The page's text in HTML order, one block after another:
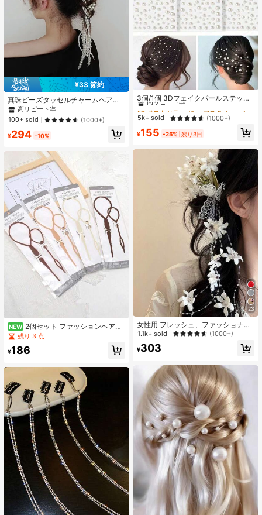
¥33 節約
真珠ビーズタッセルチャームヘアク
リップ、Y2Kスタイルのクロークリ
ップ、ヘアクリップ、スクールアイ
テム、真珠のヘアアクセサリー、ヘ
ッドアクセサリー、ヘアピン
高リピート率
100+ sold
(1000+)
¥294 -10%
NEW 2個セット ファッションヘアス
タイリングツール、女性用ミニマリ
ストスタイリングツールセット、ヘ
アスタイリングアクセサリー ヘアツ
ー
残り 3 点
¥186
3個/1個 3Dフェイクパールステッカ
ー 自己接着式、フェイクパールステ
ッカー ヘアデコレーション DIYアク
セサリー、ヘアアクセサリー、エス
テティック
#2 ベストセラー
高リピート率
#2 ベストセラー
高リピート率
#2 ベストセラー
高リピート率
#2 ベストセラー
高リピート率
5k+ sold (1000+)
¥155 -25% 残り3日
23
女性用 フレッシュ、ファッショナブ
ル、ミニマリストなホワイトの人工
ース、自宅、学校、ビーチ、オフィ
日、新学期、新年、バレンタインデ
ー、母の日、結婚式、音楽フェス、
卒業式に適しています。クロークリ
ップ、ヘアクロー、ヘアクリップ、
ヘアスライド、ヘアバレット、学校
用品、ホワイトのヘアアクセサリ
ー、ヘッドアクセサリー、ヘアピン
1.1k+ sold (1000+)
¥303